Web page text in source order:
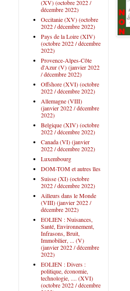
(XV) (octobre 2022 /
décembre 2022)
Occitanie (XV) (octobre
2022 / décembre 2022)
Pays de la Loire (XIV)
(octobre 2022 / décembre
2022)
Provence-Alpes-Côte
d'Azur (V) (janvier 2022
/ décembre 2022)
Offshore (XVI) (octobre
2022 / décembre 2022)
Allemagne (VIII)
(janvier 2022 / décembre
2022)
Belgique (XIV) (octobre
2022 / décembre 2022)
Canada (VI) (janvier
2022 / décembre 2022)
Luxembourg
DOM-TOM et autres îles
Suisse (XI) (octobre
2022 / décembre 2022)
Ailleurs dans le Monde
(VIII) (janvier 2022 /
décembre 2022)
EOLIEN : Nuisances,
Santé, Environnement,
Infrasons, Bruit,
Immobilier, ... (V)
(janvier 2022 / décembre
2022)
EOLIEN : Divers :
politique, économie,
technologie, .... (XVI)
(octobre 2022 / décembre